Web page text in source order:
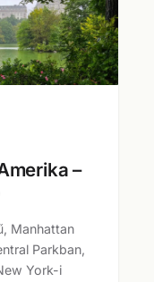
–
Manhattan
Parkban,
York-i